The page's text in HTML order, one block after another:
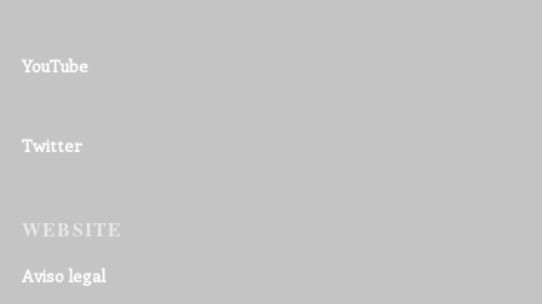
YouTube
Twitter
WEBSITE
Aviso legal